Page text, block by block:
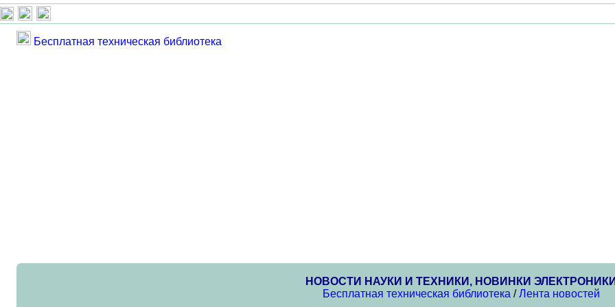
Бесплатная техническая библиотека
НОВОСТИ НАУКИ И ТЕХНИКИ, НОВИНКИ
Бесплатная техническая библиотека /Лента новостей